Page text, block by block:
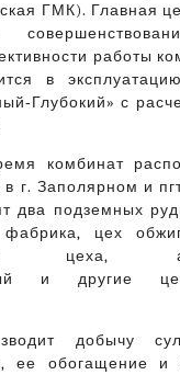
ГМК). Главная
работы
в
с
комбинат
г. Заполярном и
два подземных
фабрика, цех
цеха,
и другие
добычу
ее обогащение и